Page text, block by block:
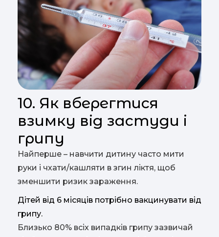
10. Як вберегтися
взимку від застуди і
грипу
Найперше – навчити дитину часто мити
руки і чхати/кашляти в згин ліктя, щоб
зменшити ризик зараження.
Дітей від 6 місяців потрібно вакцинувати від
грипу.
Близько 80% всіх випадків грипу зазвичай